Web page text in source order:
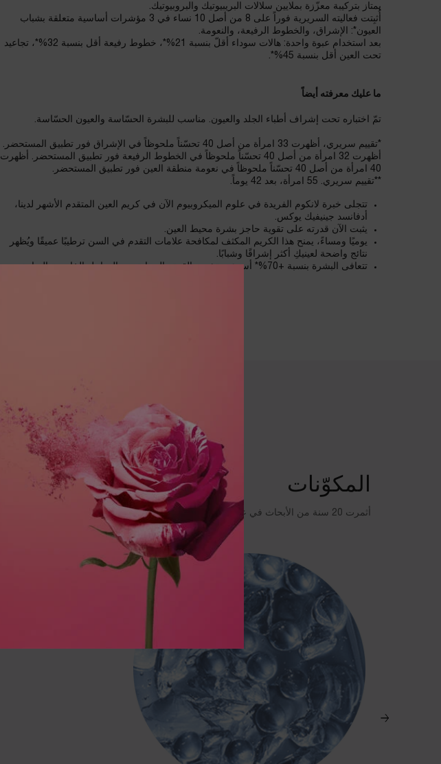
يمتاز بتركيبة معزّزة بملايين سلالات البريبيوتيك والبروبيوتيك.
أُثبِتت فعاليته السريرية فوراً على 8 من أصل 10 نساء في 3 مؤشرات أساسية متعلقة بشباب
العيون*: الإشراق، والخطوط الرفيعة، والنعومة.
بعد استخدام عبوة واحدة: هالات سوداء أقلّ بنسبة 21%*، خطوط رفيعة أقل بنسبة 32%*، تجاعيد
تحت العين أقل بنسبة 45%*.
ما عليك معرفته أيضاً
تمّ اختباره تحت إشراف أطباء الجلد والعيون. مناسب للبشرة الحسّاسة والعيون الحسّاسة.
*تقييم سريري، أظهرت 33 امرأة من أصل 40 تحسّناً ملحوظاً في الإشراق فور تطبيق المستحضر.
أظهرت 32 امرأة من أصل 40 تحسّناً ملحوظاً في الخطوط الرفيعة فور تطبيق المستحضر. أظهرت
40 امرأة من أصل 40 تحسّناً ملحوظاً في نعومة منطقة العين فور تطبيق المستحضر.
**تقييم سريري. 55 امرأة، بعد 42 يوماً.
تتجلى خبرة لانكوم الفريدة في علوم الميكروبيوم الآن في كريم العين المتقدم الأشهر لدينا،
أدفانسد جينيفيك يوكس.
يثبت الآن قدرته على تقوية حاجز بشرة محيط العين.
يوميًا ومساءً، يمنح هذا الكريم المكثف لمكافحة علامات التقدم في السن ترطيبًا عميقًا ويُظهر
نتائج واضحة لعينيكِ أكثر إشراقًا وشبابًا.
تتعافى البشرة بنسبة +70%* أسرع، وتشعر بالقوة والحماية ضد العوامل الخارجية الضارة.
المكوّنات
أثمرت 20 سنة من الأبحاث في علم ميكروبيوم البشرة في هذه التركيبة الحاصلة على براءة اختراع والتي تضم هذه المكوّنات النشطة الأساسية الثلاثة.